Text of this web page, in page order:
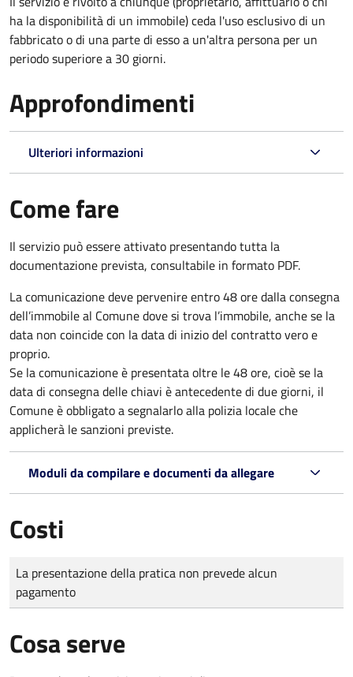
ha la disponibilità di un immobile) ceda l'uso esclusivo di un
fabbricato o di una parte di esso a un'altra persona per un
periodo superiore a 30 giorni.
Approfondimenti
Ulteriori informazioni
Come fare
Il servizio può essere attivato presentando tutta la
documentazione prevista, consultabile in formato PDF.
La comunicazione deve pervenireentro 48 oredalla consegna
dell’immobile al Comune dove si trova l’immobile, anche se la
data non coincide con la data di inizio del contratto vero e
proprio.
Se la comunicazione è presentata oltre le 48 ore, cioè se la
data di consegna delle chiavi è antecedente di due giorni, il
Comune è obbligato a segnalarlo alla polizia locale che
applicherà le sanzioni previste.
Moduli da compilare e documenti da allegare
Costi
Tipo di pagamento
Importo
La presentazione della pratica non prevede alcun
pagamento
Cosa serve